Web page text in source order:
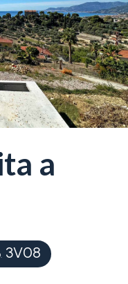
a
3V08